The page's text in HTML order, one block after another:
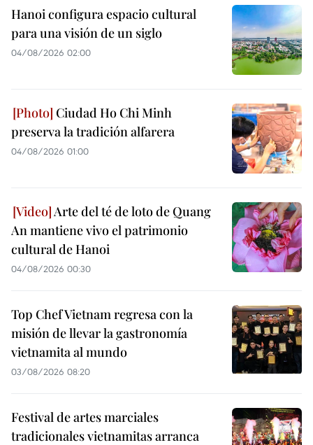
Hanoi configura espacio cultural
para una visión de un siglo
04/08/2026 02:00
Ciudad Ho Chi Minh
preserva la tradición alfarera
04/08/2026 01:00
Arte del té de loto de Quang
An mantiene vivo el patrimonio
cultural de Hanoi
04/08/2026 00:30
Top Chef Vietnam regresa con la
misión de llevar la gastronomía
vietnamita al mundo
03/08/2026 08:20
Festival de artes marciales
tradicionales vietnamitas arranca